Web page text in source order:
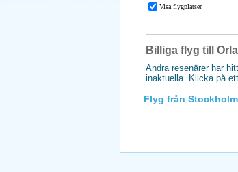
Billiga flyg till
Andra resenärer har
inaktuella. Klicka på
Flyg från Stockholm